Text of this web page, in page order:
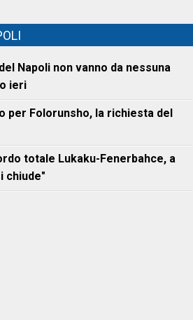
Napoli non vanno da nessuna
ieri
per Folorunsho, la richiesta del
totale Lukaku-Fenerbahce, a
chiude"